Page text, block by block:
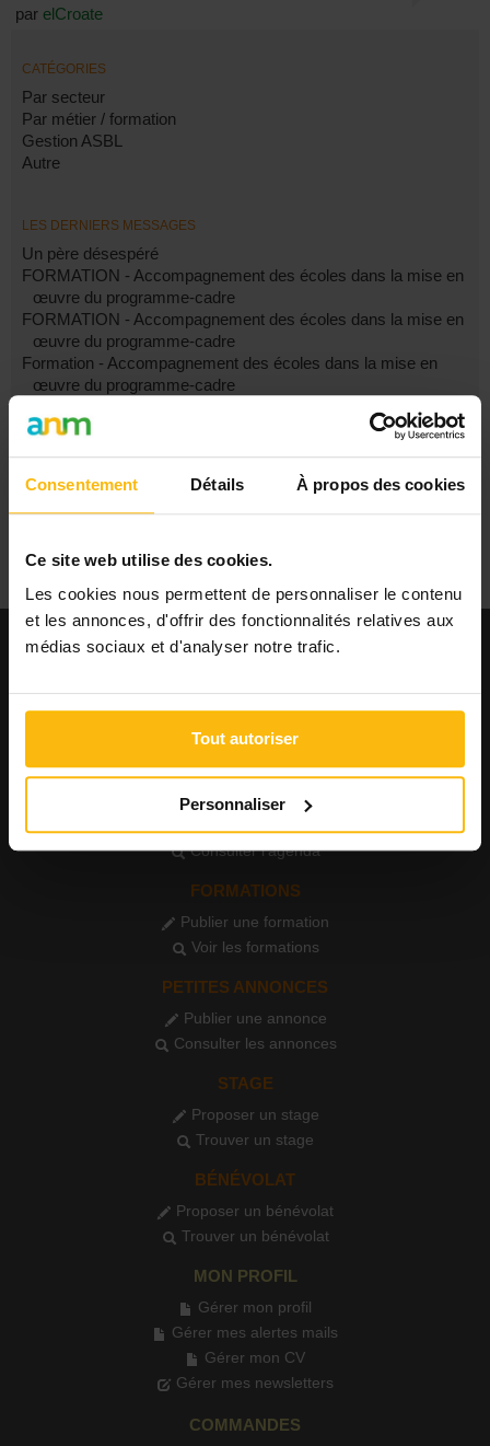
Consentement Détails À propos des cookies
Ce site web utilise des cookies.
Les cookies nous permettent de personnaliser le contenu
et les annonces, d'offrir des fonctionnalités relatives aux
médias sociaux et d'analyser notre trafic.
Tout autoriser
Personnaliser
par elCroate
CATÉGORIES
Par secteur
Par métier / formation
Gestion ASBL
Autre
LES DERNIERS MESSAGES
Un père désespéré
FORMATION - Accompagnement des écoles dans la mise en
œuvre du programme-cadre
FORMATION - Accompagnement des écoles dans la mise en
œuvre du programme-cadre
Formation - Accompagnement des écoles dans la mise en
œuvre du programme-cadre
Les messages sans réponse
Consulter les offres
AGENDA
Consulter l'agenda
FORMATIONS
Publier une formation
Voir les formations
PETITES ANNONCES
Publier une annonce
Consulter les annonces
STAGE
Proposer un stage
Trouver un stage
BÉNÉVOLAT
Proposer un bénévolat
Trouver un bénévolat
MON PROFIL
Gérer mon profil
Gérer mes alertes mails
Gérer mon CV
Gérer mes newsletters
COMMANDES